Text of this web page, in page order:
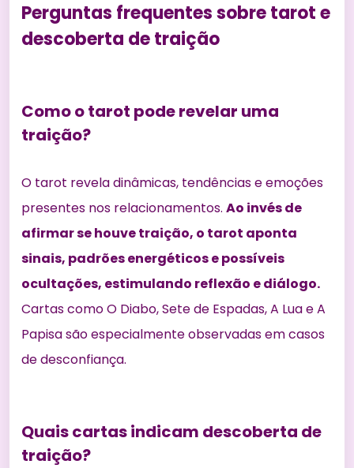
Perguntas frequentes sobre tarot e
descoberta de traição
Como o tarot pode revelar uma
traição?
O tarot revela dinâmicas, tendências e emoções
presentes nos relacionamentos. Ao invés de
afirmar se houve traição, o tarot aponta
sinais, padrões energéticos e possíveis
ocultações, estimulando reflexão e diálogo.
Cartas como O Diabo, Sete de Espadas, A Lua e A
Papisa são especialmente observadas em casos
de desconfiança.
Quais cartas indicam descoberta de
traição?